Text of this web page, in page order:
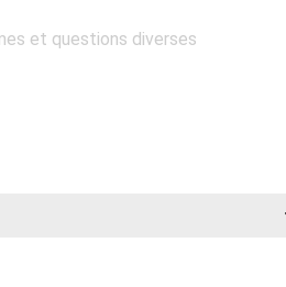
et questions diverses